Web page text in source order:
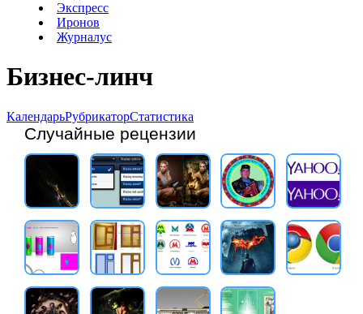
Экспресс
Иронов
Журналус
Бизнес-линч
КалендарьРубрикаторСтатистика
Случайные рецензии